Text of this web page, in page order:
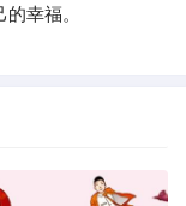
幸福。